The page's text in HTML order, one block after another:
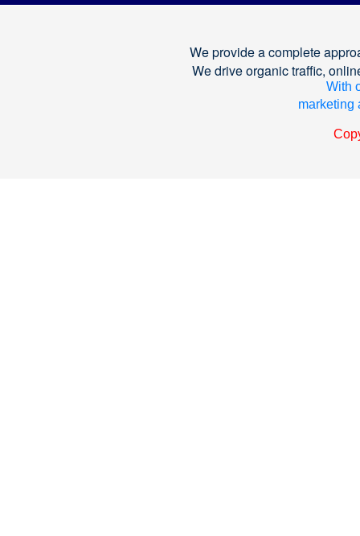
We provide a complete
We drive organic traffic,
With
marketing